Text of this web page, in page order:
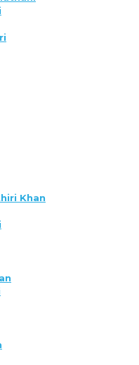
Khan